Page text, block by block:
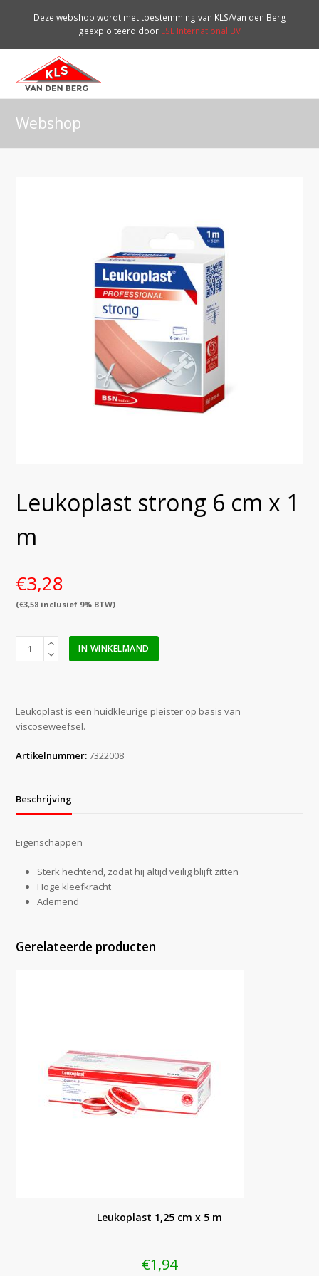
Deze webshop wordt met toestemming van KLS/Van den Berg
geëxploiteerd door ESE International BV
Webshop
Leukoplast strong 6 cm x 1
m
€3,28
(€3,58 inclusief 9% BTW)
Leukoplast
1
m
IN WINKELMAND
Leukoplast is een huidkleurige pleister op basis van
viscoseweefsel.
Artikelnummer:7322008
Beschrijving
Eigenschappen
Sterk hechtend, zodat hij altijd veilig blijft zitten
Hoge kleefkracht
Ademend
Gerelateerde producten
Leukoplast 1,25 cm x 5 m
€1,94